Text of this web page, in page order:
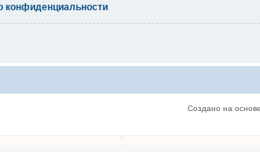
конфиденциальности
Создано на основе